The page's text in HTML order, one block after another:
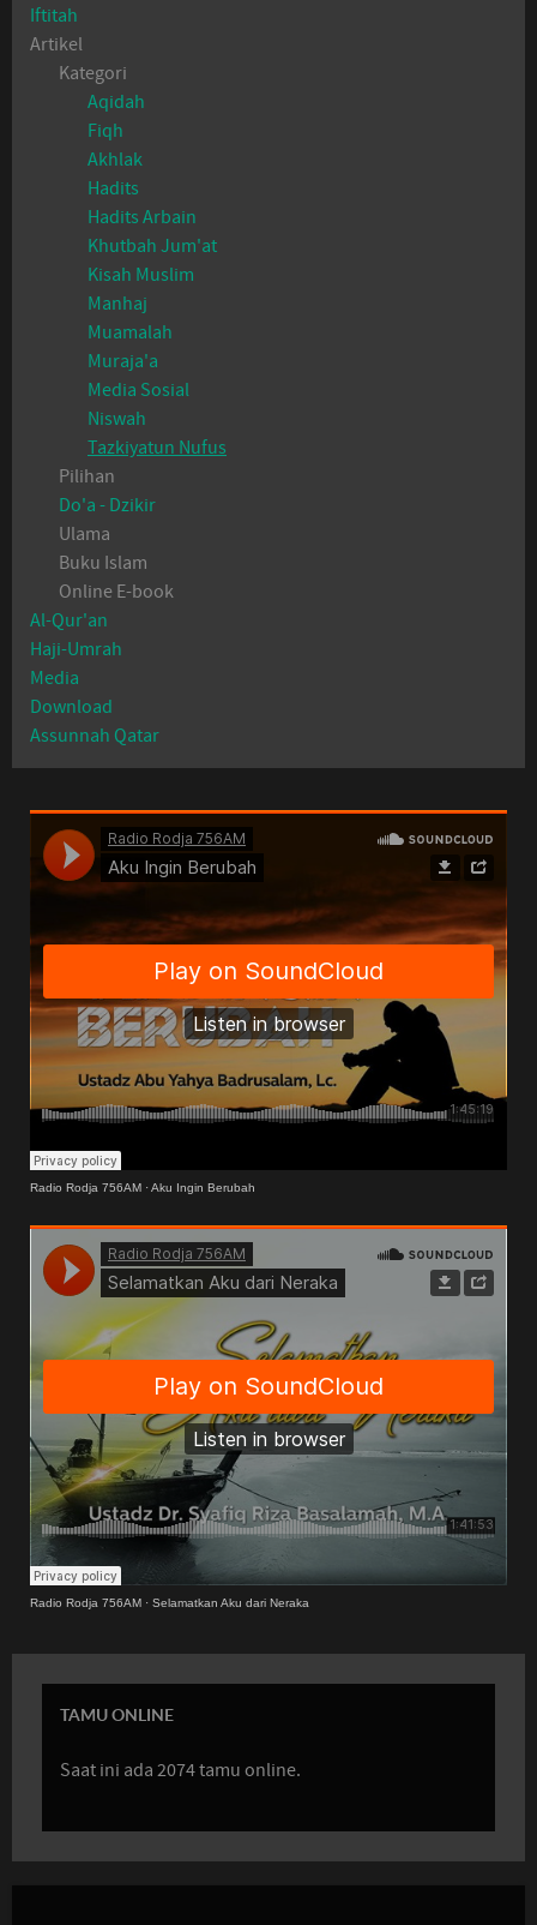
Iftitah
Artikel
Kategori
Aqidah
Fiqh
Akhlak
Hadits
Hadits Arbain
Khutbah Jum'at
Kisah Muslim
Manhaj
Muamalah
Muraja'a
Media Sosial
Niswah
Tazkiyatun Nufus
Pilihan
Do'a - Dzikir
Ulama
Buku Islam
Online E-book
Al-Qur'an
Haji-Umrah
Media
Download
Assunnah Qatar
Radio Rodja 756AM ·Aku Ingin Berubah
Radio Rodja 756AM · Selamatkan Aku dari Neraka
TAMU ONLINE
Saat ini ada 2074 tamu online.